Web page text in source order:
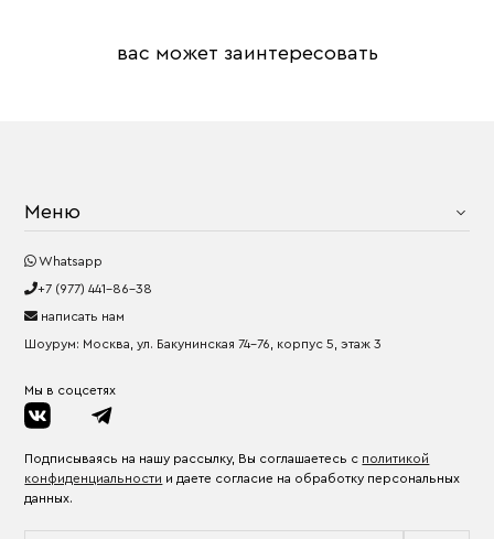
вас может заинтересовать
Меню
Whatsapp
+7 (977) 441-86-38
написать нам
Шоурум: Москва, ул. Бакунинская 74-76, корпус 5, этаж 3
Мы в соцсетях
Подписываясь на нашу рассылку, Вы соглашаетесь с политикой
конфиденциальности и даете согласие на обработку персональных
данных.